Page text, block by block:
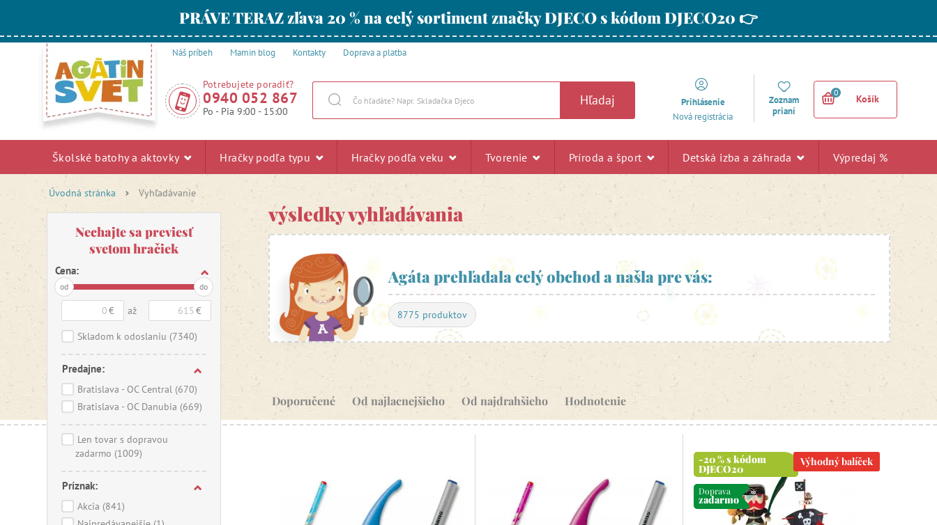
PRÁVE TERAZ zľava 20 % na celý sortiment značky DJECO s kódom DJECO20 👉
Náš príbeh Mamin blog Kontakty Doprava a platba
Potrebujete poradiť?
0940 052 867
Po - Pia 9:00 - 15:00
Hľadaj
Prihlásenie
Nová registrácia
Zoznam
prianí
0
Košík
Školské batohy a aktovky Hračky podľa typu Hračky podľa veku Tvorenie Príroda a šport Detská izba a záhrada Výpredaj %
Úvodná stránka Vyhľadávanie
Nechajte sa previesť
svetom hračiek
Cena:
od do
€ až €
Skladom k odoslaniu (7340)
Predajne:
Bratislava - OC Central (670)
Bratislava - OC Danubia (669)
Len tovar s dopravou
zadarmo (1009)
Príznak:
Akcia (841)
výsledky vyhľadávania
Agáta prehľadala celý obchod a našla pre vás:
8775 produktov
Doporučené Od najlacnejšieho Od najdrahšieho Hodnotenie
-20 % s kódom
DJECO20
Doprava
zadarmo
Výhodný balíček